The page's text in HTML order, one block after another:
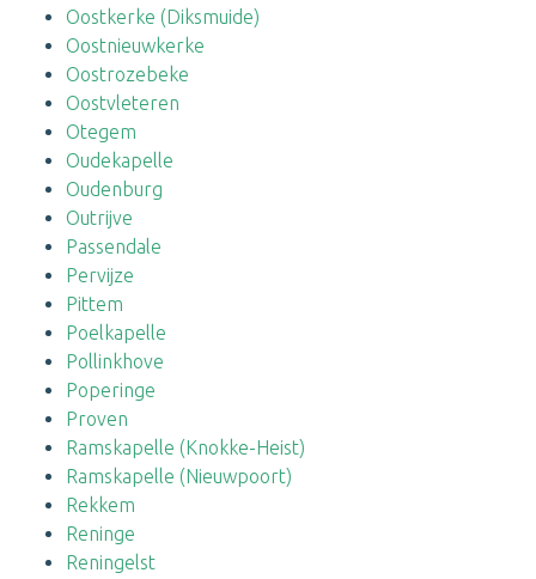
Oostkerke (Diksmuide)
Oostnieuwkerke
Oostrozebeke
Oostvleteren
Otegem
Oudekapelle
Oudenburg
Outrijve
Passendale
Pervijze
Pittem
Poelkapelle
Pollinkhove
Poperinge
Proven
Ramskapelle (Knokke-Heist)
Ramskapelle (Nieuwpoort)
Rekkem
Reninge
Reningelst